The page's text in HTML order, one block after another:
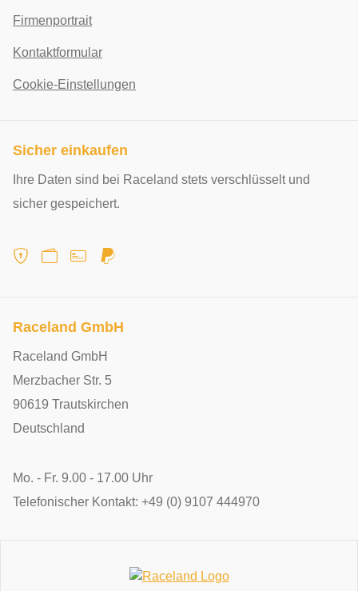
Firmenportrait
Kontaktformular
Cookie-Einstellungen
Sicher einkaufen
Ihre Daten sind bei Raceland stets verschlüsselt und
sicher gespeichert.
Raceland GmbH
Raceland GmbH
Merzbacher Str. 5
90619 Trautskirchen
Deutschland
Mo. - Fr. 9.00 - 17.00 Uhr
Telefonischer Kontakt: +49 (0) 9107 444970